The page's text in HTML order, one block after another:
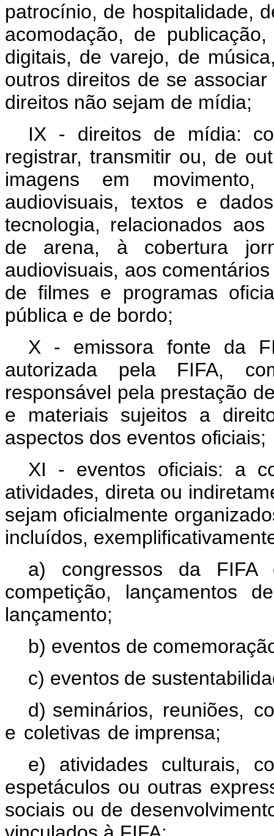
patrocínio, de hospitalidade,
acomodação, de
digitais, de varejo, de
outros direitos de se
direitos não sejam de mídia;
IX - direitos
de mídia:
registrar, transmitir ou, de
imagens em
audiovisuais, textos e
tecnologia, relacionados aos
de
arena, à cobertura
audiovisuais, aos
de filmes e programas
pública e de bordo;
X - emissora fonte da
autorizada pela FIFA,
responsável pela prestação
e
materiais sujeitos a
aspectos dos eventos oficiais;
XI - eventos oficiais: a
atividades, direta ou
sejam oficialmente
incluídos,
a) congressos da FIFA
competição, lançamentos
lançamento;
b) eventos de
c) eventos de
d) seminários, reuniões,
e coletivas de imprensa;
e) atividades
culturais,
espetáculos ou outras
sociais ou de